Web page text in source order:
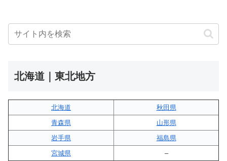
北海道｜東北地方
北海道
秋田県
青森県
山形県
岩手県
福島県
宮城県
–